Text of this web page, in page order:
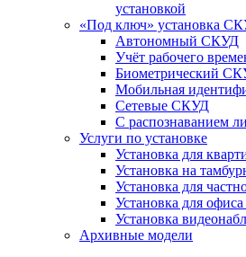
установкой
«Под ключ» установка
Автономный СКУД
Учёт рабочего
Биометрический
Мобильная
Сетевые СКУД
С распознаванием
Услуги по установке
Установка для
Установка на
Установка для
Установка для
Установка
Архивные модели